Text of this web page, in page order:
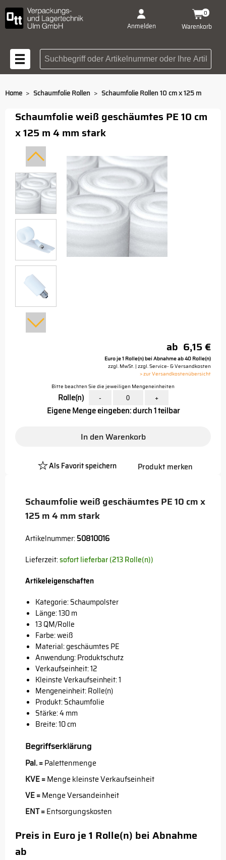
Anmelden Warenkorb
0
Suchbegriff oder
Home > Schaumfolie Rollen > Schaumfolie Rollen 10 cm x 125 m
Schaumfolie weiß geschäumtes PE 10 cm x
125 m 4 mm stark
Artikelnummer:50810016
Lieferzeit:sofort lieferbar (213 Rolle(n))
Artikeleigenschaften
Kategorie: Schaumpolster
Länge: 130 m
13 QM/Rolle
Farbe: weiß
Material: geschäumtes PE
Anwendung: Produktschutz
Verkaufseinheit: 12
Kleinste Verkaufseinheit: 1
Mengeneinheit: Rolle(n)
Produkt: Schaumfolie
Stärke: 4 mm
Breite: 10 cm
Begriffserklärung
Pal. =Palettenmenge
KVE =Menge kleinste Verkaufseinheit
VE =Menge Versandeinheit
ENT =Entsorgungskosten
Preis in Euro je 1 Rolle(n) bei Abnahme
ab
Schaumfolie weiß geschäumtes PE 10 cm
x 125 m 4 mm stark
ab 6,15 €
Euro je 1 Rolle(n) bei Abnahme ab 40 Rolle(n)
zzgl. MwSt. | zzgl. Service- & Versandkosten
> zur Versandkostenübersicht
Bitte beachten Sie die jeweiligen Mengeneinheiten
Rolle(n) - +
Eigene Menge eingeben: durch 1 teilbar
In den Warenkorb
Als Favorit speichern
Platzhalter
Produkt merken